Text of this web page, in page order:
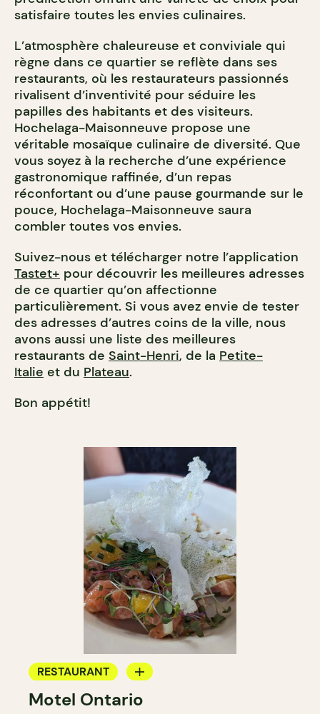
satisfaire toutes les envies culinaires.
L’atmosphère chaleureuse et conviviale qui
règne dans ce quartier se reflète dans ses
restaurants, où les restaurateurs passionnés
rivalisent d’inventivité pour séduire les
papilles des habitants et des visiteurs.
Hochelaga-Maisonneuve propose une
véritable mosaïque culinaire de diversité. Que
vous soyez à la recherche d’une expérience
gastronomique raffinée, d’un repas
réconfortant ou d’une pause gourmande sur le
pouce, Hochelaga-Maisonneuve saura
combler toutes vos envies.
Suivez-nous et télécharger notre l’application
Tastet+ pour découvrir les meilleures adresses
de ce quartier qu’on affectionne
particulièrement. Si vous avez envie de tester
des adresses d’autres coins de la ville, nous
avons aussi une liste des meilleures
restaurants de Saint-Henri, de la Petite-
Italie et du Plateau.
Bon appétit!
RESTAURANT
BAR À VIN
Motel Ontario